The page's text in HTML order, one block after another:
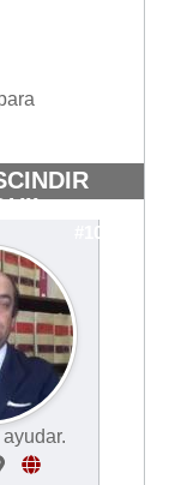
#10395